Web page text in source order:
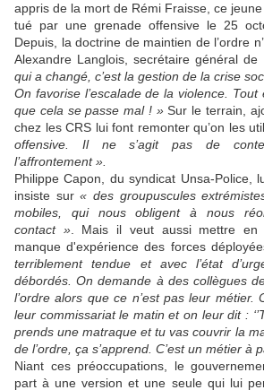
appris de la mort de Rémi Fraisse, ce
tué par une grenade offensive le 25
Depuis, la doctrine de maintien de l’ordre
Alexandre Langlois, secrétaire général de
qui a changé, c’est la gestion de la crise
On favorise l’escalade de la violence.
que cela se passe mal ! »Sur le terrain,
chez les CRS lui font remonter qu’on les
offensive. Il ne s’agit pas de
l’affrontement ».
Philippe Capon, du syndicat Unsa-Police,
insiste sur« des groupuscules
mobiles, qui nous obligent à nous
contact ». Mais il veut aussi mettre en
manque d'expérience des forces
terriblement tendue et avec l’état
débordés. On demande à des collègues
l’ordre alors que ce n’est pas leur métier.
leur commissariat le matin et on leur dit :
prends une matraque et tu vas couvrir la
de l’ordre, ça s’apprend. C’est un métier à
Niant ces préoccupations, le
part à une version et une seule qui lui